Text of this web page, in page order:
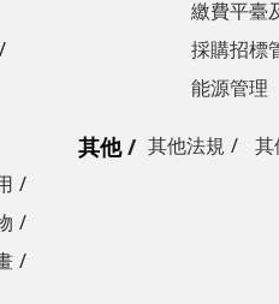
繳費平臺
採購招標
能源管理
其他 其他法規 其